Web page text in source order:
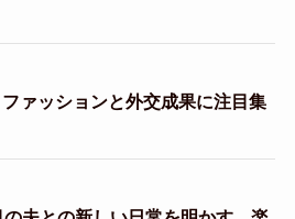
ァッションと外交成果に注目集